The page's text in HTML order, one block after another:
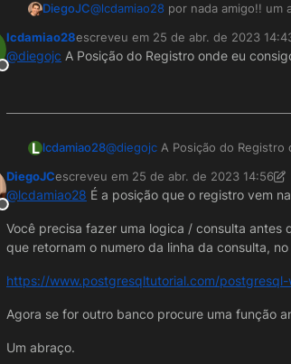
DiegoJC@lcdamiao28 por nada amigo!! um
Offline
lcdamiao28escreveu em 25 de abr. de 2023
última edição por
@diegojc A Posição do Registro onde eu
L lcdamiao28@diegojc A Posição do
Offline
DiegoJCescreveu em 25 de abr. de 2023 14:56
última edição por DiegoJC
@lcdamiao28 É a posição que o registro vem
Você precisa fazer uma logica / consulta antes
que retornam o numero da linha da consulta,
https://www.postgresqltutorial.com/
Agora se for outro banco procure uma função
Um abraço.